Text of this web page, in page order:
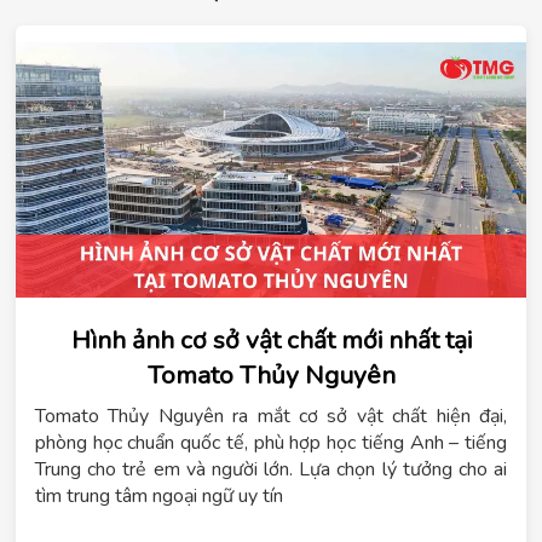
Hình ảnh cơ sở vật chất mới nhất tại
Tomato Thủy Nguyên
Tomato Thủy Nguyên ra mắt cơ sở vật chất hiện đại,
phòng học chuẩn quốc tế, phù hợp học tiếng Anh – tiếng
Trung cho trẻ em và người lớn. Lựa chọn lý tưởng cho ai
tìm trung tâm ngoại ngữ uy tín